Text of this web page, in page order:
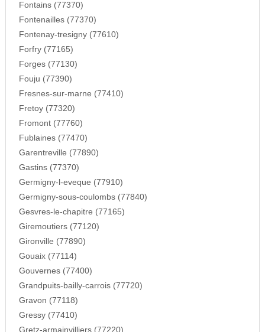
Fontains (77370)
Fontenailles (77370)
Fontenay-tresigny (77610)
Forfry (77165)
Forges (77130)
Fouju (77390)
Fresnes-sur-marne (77410)
Fretoy (77320)
Fromont (77760)
Fublaines (77470)
Garentreville (77890)
Gastins (77370)
Germigny-l-eveque (77910)
Germigny-sous-coulombs (77840)
Gesvres-le-chapitre (77165)
Giremoutiers (77120)
Gironville (77890)
Gouaix (77114)
Gouvernes (77400)
Grandpuits-bailly-carrois (77720)
Gravon (77118)
Gressy (77410)
Gretz-armainvilliers (77220)